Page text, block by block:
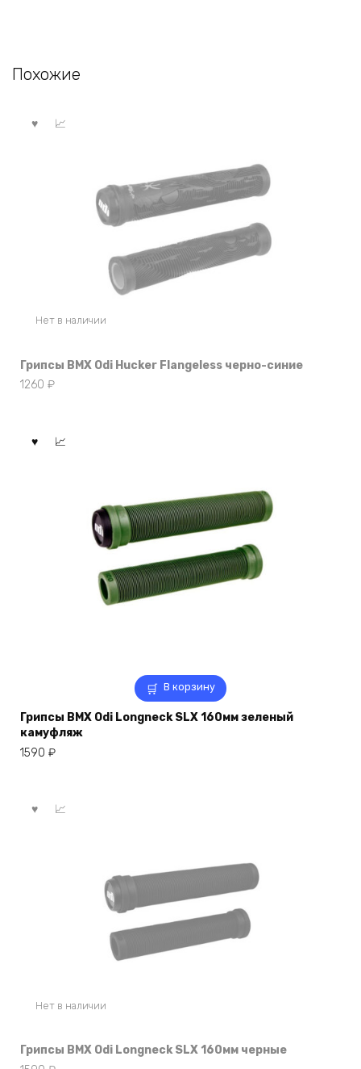
Похожие
Нет в наличии
Грипсы BMX Odi Hucker Flangeless черно-синие
1260 ₽
В корзину
Грипсы BMX Odi Longneck SLX 160мм зеленый
камуфляж
1590 ₽
Нет в наличии
Грипсы BMX Odi Longneck SLX 160мм черные